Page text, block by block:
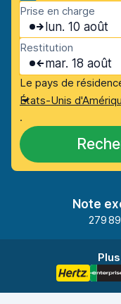
Prise en charge
lun. 10 août
Restitution
mar. 18 août
Le pays de
États-Unis
.
Note
279